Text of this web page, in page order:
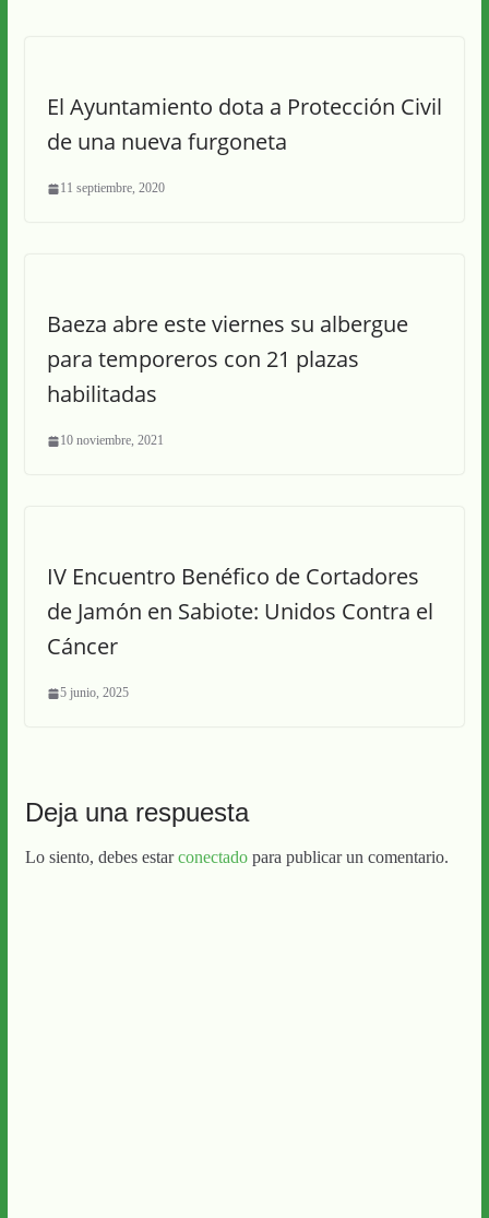
El Ayuntamiento dota a Protección Civil
de una nueva furgoneta
11 septiembre, 2020
Baeza abre este viernes su albergue
para temporeros con 21 plazas
habilitadas
10 noviembre, 2021
IV Encuentro Benéfico de Cortadores
de Jamón en Sabiote: Unidos Contra el
Cáncer
5 junio, 2025
Deja una respuesta
Lo siento, debes estarconectadopara publicar un comentario.